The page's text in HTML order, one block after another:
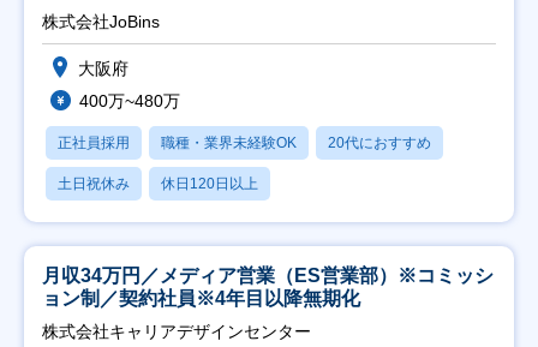
株式会社JoBins
大阪府
400万~480万
正社員採用 職種・業界未経験OK 20代におすすめ
土日祝休み 休日120日以上
月収34万円／メディア営業（ES営業部）※コミッシ
ョン制／契約社員※4年目以降無期化
株式会社キャリアデザインセンター